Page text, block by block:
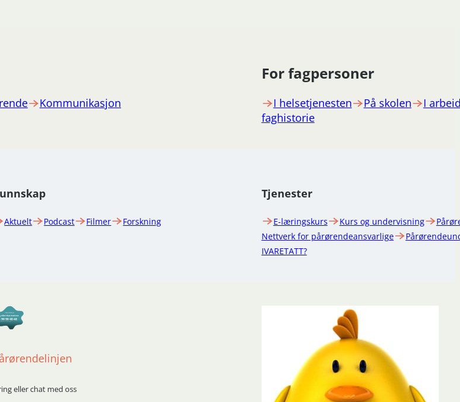
Kommunikasjon
For fagpersoner
I helsetjenesten På skolen
I
faghistorie
Aktuelt Podcast Filmer Forskning
Tjenester
E-læringskurs Kurs og undervisning
Nettverk for pårørendeansvarlige
IVARETATT?
eller chat med oss